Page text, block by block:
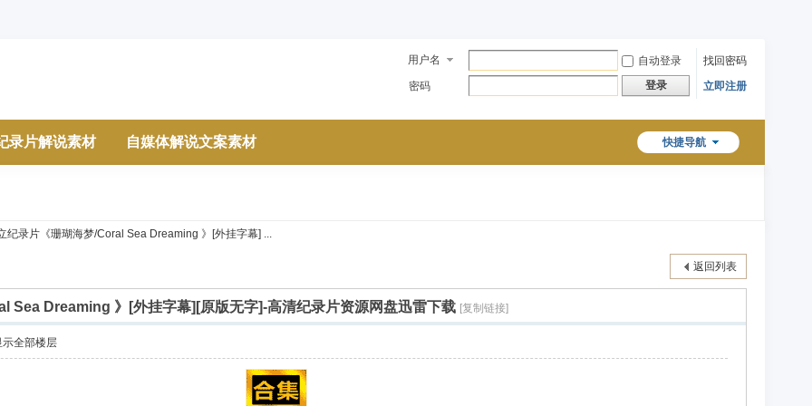
用户名 自动登录
找回密码
密码
登录 立即注册
快捷导航
录片解说素材 自媒体解说文案素材
纪录片《珊瑚海梦/Coral Sea Dreaming 》[外挂字幕] ...
返回列表
Sea Dreaming 》[外挂字幕][原版无字]-高清纪录片资源网盘迅雷下载 [复制链接]
示全部楼层